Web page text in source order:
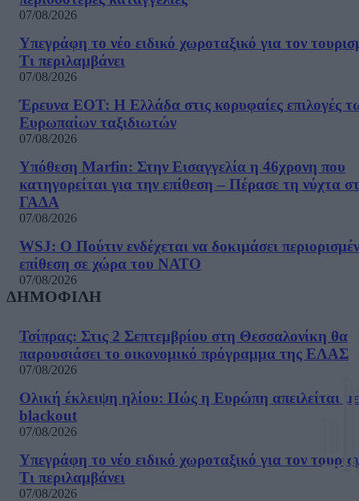
07/08/2026
Υπεγράφη το νέο ειδικό χωροταξικό για τον
Τι περιλαμβάνει
07/08/2026
Έρευνα ΕΟΤ: Η Ελλάδα στις κορυφαίες επιλογές
Ευρωπαίων ταξιδιωτών
07/08/2026
Υπόθεση Marfin: Στην Εισαγγελία η 46χρονη που
κατηγορείται για την επίθεση – Πέρασε τη νύχτα
ΓΑΔΑ
07/08/2026
WSJ: Ο Πούτιν ενδέχεται να δοκιμάσει
επίθεση σε χώρα του ΝΑΤΟ
07/08/2026
ΔΗΜΟΦΙΛΗ
Τσίπρας: Στις 2 Σεπτεμβρίου στη Θεσσαλονίκη θα
παρουσιάσει το οικονομικό πρόγραμμα της ΕΛΑΣ
07/08/2026
Ολική έκλειψη ηλίου: Πώς η Ευρώπη απειλείται με
blackout
07/08/2026
Υπεγράφη το νέο ειδικό χωροταξικό για τον
Τι περιλαμβάνει
07/08/2026